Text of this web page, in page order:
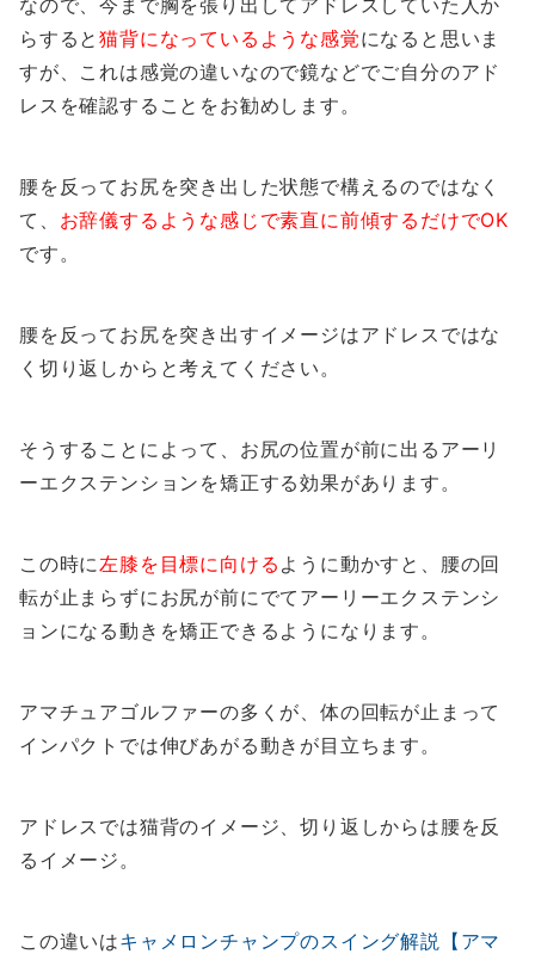
らすると猫背になっているような感覚になると思いま
すが、これは感覚の違いなので鏡などでご自分のアド
レスを確認することをお勧めします。
腰を反ってお尻を突き出した状態で構えるのではなく
て、 お辞儀するような感じで素直に前傾するだけでOK
です。
腰を反ってお尻を突き出すイメージはアドレスではな
く切り返しからと考えてください。
そうすることによって、お尻の位置が前に出るアーリ
ーエクステンションを矯正する効果があります。
この時に 左膝を目標に向ける ように動かすと、腰の回
転が止まらずにお尻が前にでてアーリーエクステンシ
ョンになる動きを矯正できるようになります。
アマチュアゴルファーの多くが、体の回転が止まって
インパクトでは伸びあがる動きが目立ちます。
アドレスでは猫背のイメージ、切り返しからは腰を反
るイメージ。
この違いはキャメロンチャンプのスイング解説【アマ